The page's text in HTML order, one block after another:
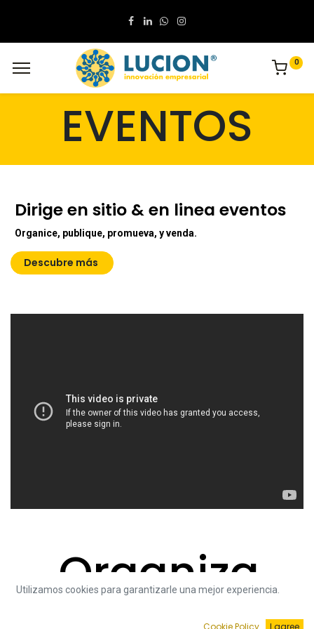
0
EVENTOS
Dirige en sitio & en linea eventos
Organice, publique, promueva, y venda.
Descubre más
Organiza
Utilizamos cookies para garantizarle una mejor experiencia.
Cookie Policy I agree